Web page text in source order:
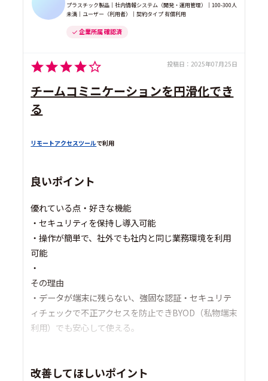
プラスチック製品｜社内情報システム（開発・運用管理）｜100-300人
未満｜ユーザー（利用者）｜契約タイプ 有償利用
企業所属 確認済
投稿日： 2025年07月25日
チームコミニケーションを円滑化でき
る
リモートアクセスツールで利用
良いポイント
優れている点・好きな機能
・セキュリティを保持し導入可能
・操作が簡単で、社外でも社内と同じ業務環境を利用
可能
・
その理由
・データが端末に残らない、強固な認証・セキュリテ
ィチェックで不正アクセスを防止できBYOD（私物端末
利用）でも安心して使える。
改善してほしいポイント